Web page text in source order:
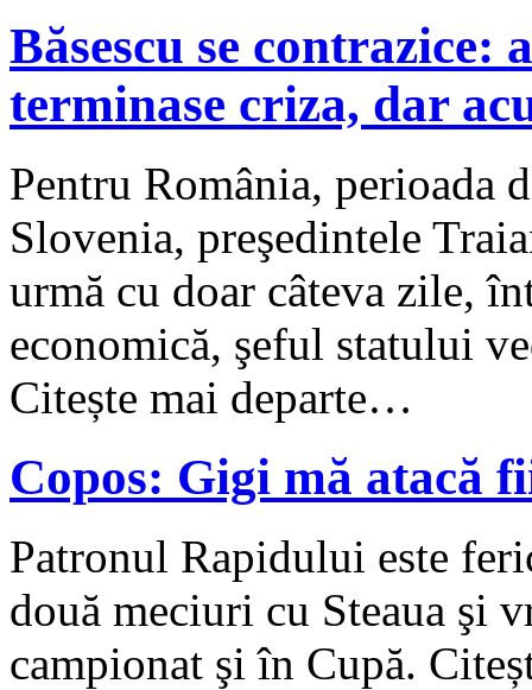
Băsescu se contrazice:
terminase criza, dar
Pentru România, perioada
Slovenia, preşedintele
urmă cu doar câteva zile,
economică, şeful statului
Citește mai departe…
Copos: Gigi mă atacă
Patronul Rapidului este
două meciuri cu Steaua şi
campionat şi în Cupă.